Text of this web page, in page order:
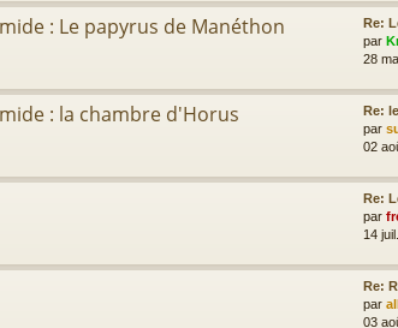
: Le papyrus de Manéthon
Re:
par
28
: la chambre d'Horus
Re:
par
02
Re:
par
14
Re:
par
03